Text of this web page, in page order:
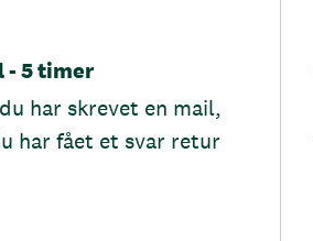
- 5 timer
har skrevet en mail,
har fået et svar retur